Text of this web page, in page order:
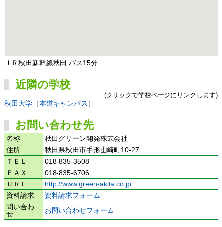
ＪＲ秋田新幹線秋田 バス15分
近隣の学校
(クリックで学校ページにリンクします)
秋田大学（本道キャンパス）
お問い合わせ先
名称
秋田グリーン開発株式会社
住所
秋田県秋田市手形山崎町10-27
ＴＥＬ
018-835-3508
ＦＡＸ
018-835-6706
ＵＲＬ
http://www.green-akita.co.jp
資料請求
資料請求フォーム
問い合わ
せ
お問い合わせフォーム